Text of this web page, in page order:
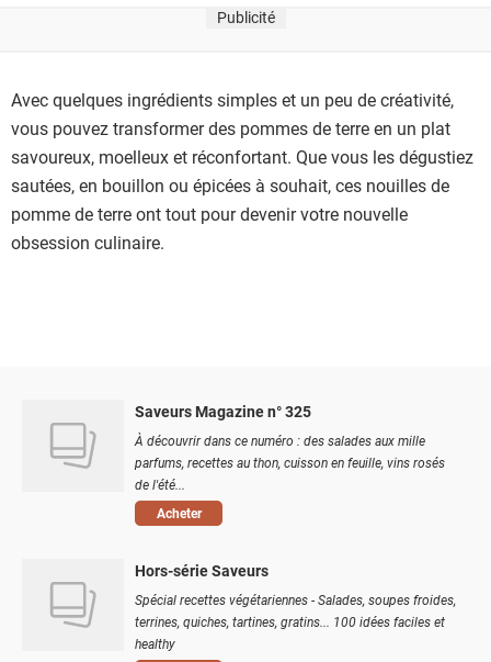
Publicité
Avec quelques ingrédients simples et un peu de créativité,
vous pouvez transformer des pommes de terre en un plat
savoureux, moelleux et réconfortant. Que vous les dégustiez
sautées, en bouillon ou épicées à souhait, ces nouilles de
pomme de terre ont tout pour devenir votre nouvelle
obsession culinaire.
Saveurs Magazine n° 325
À découvrir dans ce numéro : des salades aux mille
parfums, recettes au thon, cuisson en feuille, vins rosés
de l'été...
Acheter
Hors-série Saveurs
Spécial recettes végétariennes - Salades, soupes froides,
terrines, quiches, tartines, gratins... 100 idées faciles et
healthy